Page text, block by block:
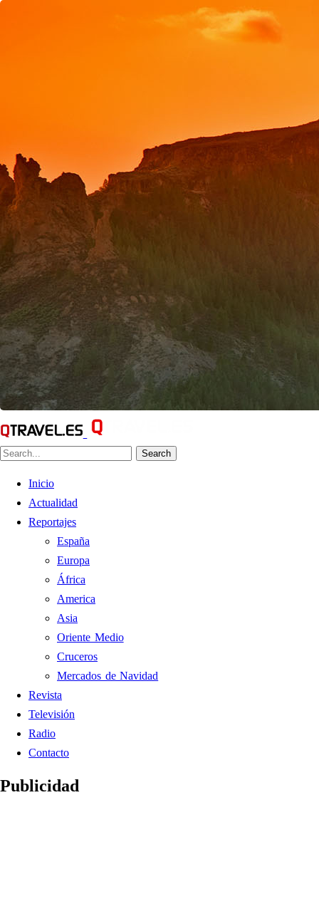
Search
Inicio
Actualidad
Reportajes
España
Europa
África
America
Asia
Oriente Medio
Cruceros
Mercados de Navidad
Revista
Televisión
Radio
Contacto
Publicidad